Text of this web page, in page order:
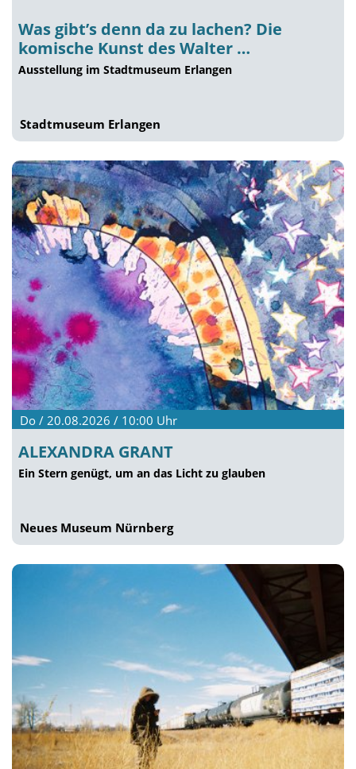
Was gibt’s denn da zu lachen? Die
komische Kunst des Walter …
Ausstellung im Stadtmuseum Erlangen
Stadtmuseum Erlangen
Do / 20.08.2026 / 10:00 Uhr
ALEXANDRA GRANT
Ein Stern genügt, um an das Licht zu glauben
Neues Museum Nürnberg